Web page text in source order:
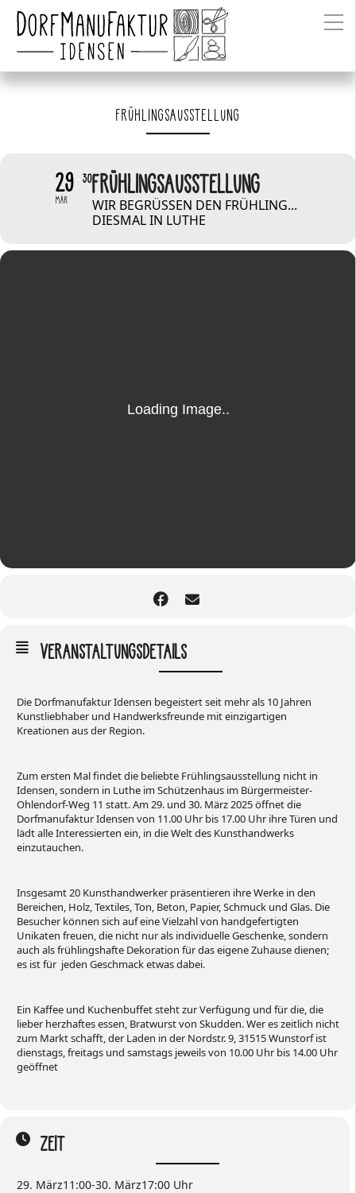
FRÜHLINGSAUSSTELLUNG
29
MÄR
30FRÜHLINGSAUSSTELLUNG
WIR BEGRÜSSEN DEN FRÜHLING... D
IESMAL IN LUTHE
VERANSTALTUNGSDETAILS
Die Dorfmanufaktur Idensen begeistert seit mehr als 10 Jahren
Kunstliebhaber und Handwerksfreunde mit einzigartigen
Kreationen aus der Region.
Zum ersten Mal findet die beliebte Frühlingsausstellung nicht in
Idensen, sondern in Luthe im Schützenhaus im Bürgermeister-
Ohlendorf-Weg 11 statt. Am 29. und 30. März 2025 öffnet die
Dorfmanufaktur Idensen von 11.00 Uhr bis 17.00 Uhr ihre Türen und
lädt alle Interessierten ein, in die Welt des Kunsthandwerks
einzutauchen.
Insgesamt 20 Kunsthandwerker präsentieren ihre Werke in den
Bereichen, Holz, Textiles, Ton, Beton, Papier, Schmuck und Glas. Die
Besucher können sich auf eine Vielzahl von handgefertigten
Unikaten freuen, die nicht nur als individuelle Geschenke, sondern
auch als frühlingshafte Dekoration für das eigene Zuhause dienen;
es ist für jeden Geschmack etwas dabei.
Ein Kaffee und Kuchenbuffet steht zur Verfügung und für die, die
lieber herzhaftes essen, Bratwurst von Skudden. Wer es zeitlich nicht
zum Markt schafft, der Laden in der Nordstr. 9, 31515 Wunstorf ist
dienstags, freitags und samstags jeweils von 10.00 Uhr bis 14.00 Uhr
geöffnet
ZEIT
29. März11:00-30. März17:00